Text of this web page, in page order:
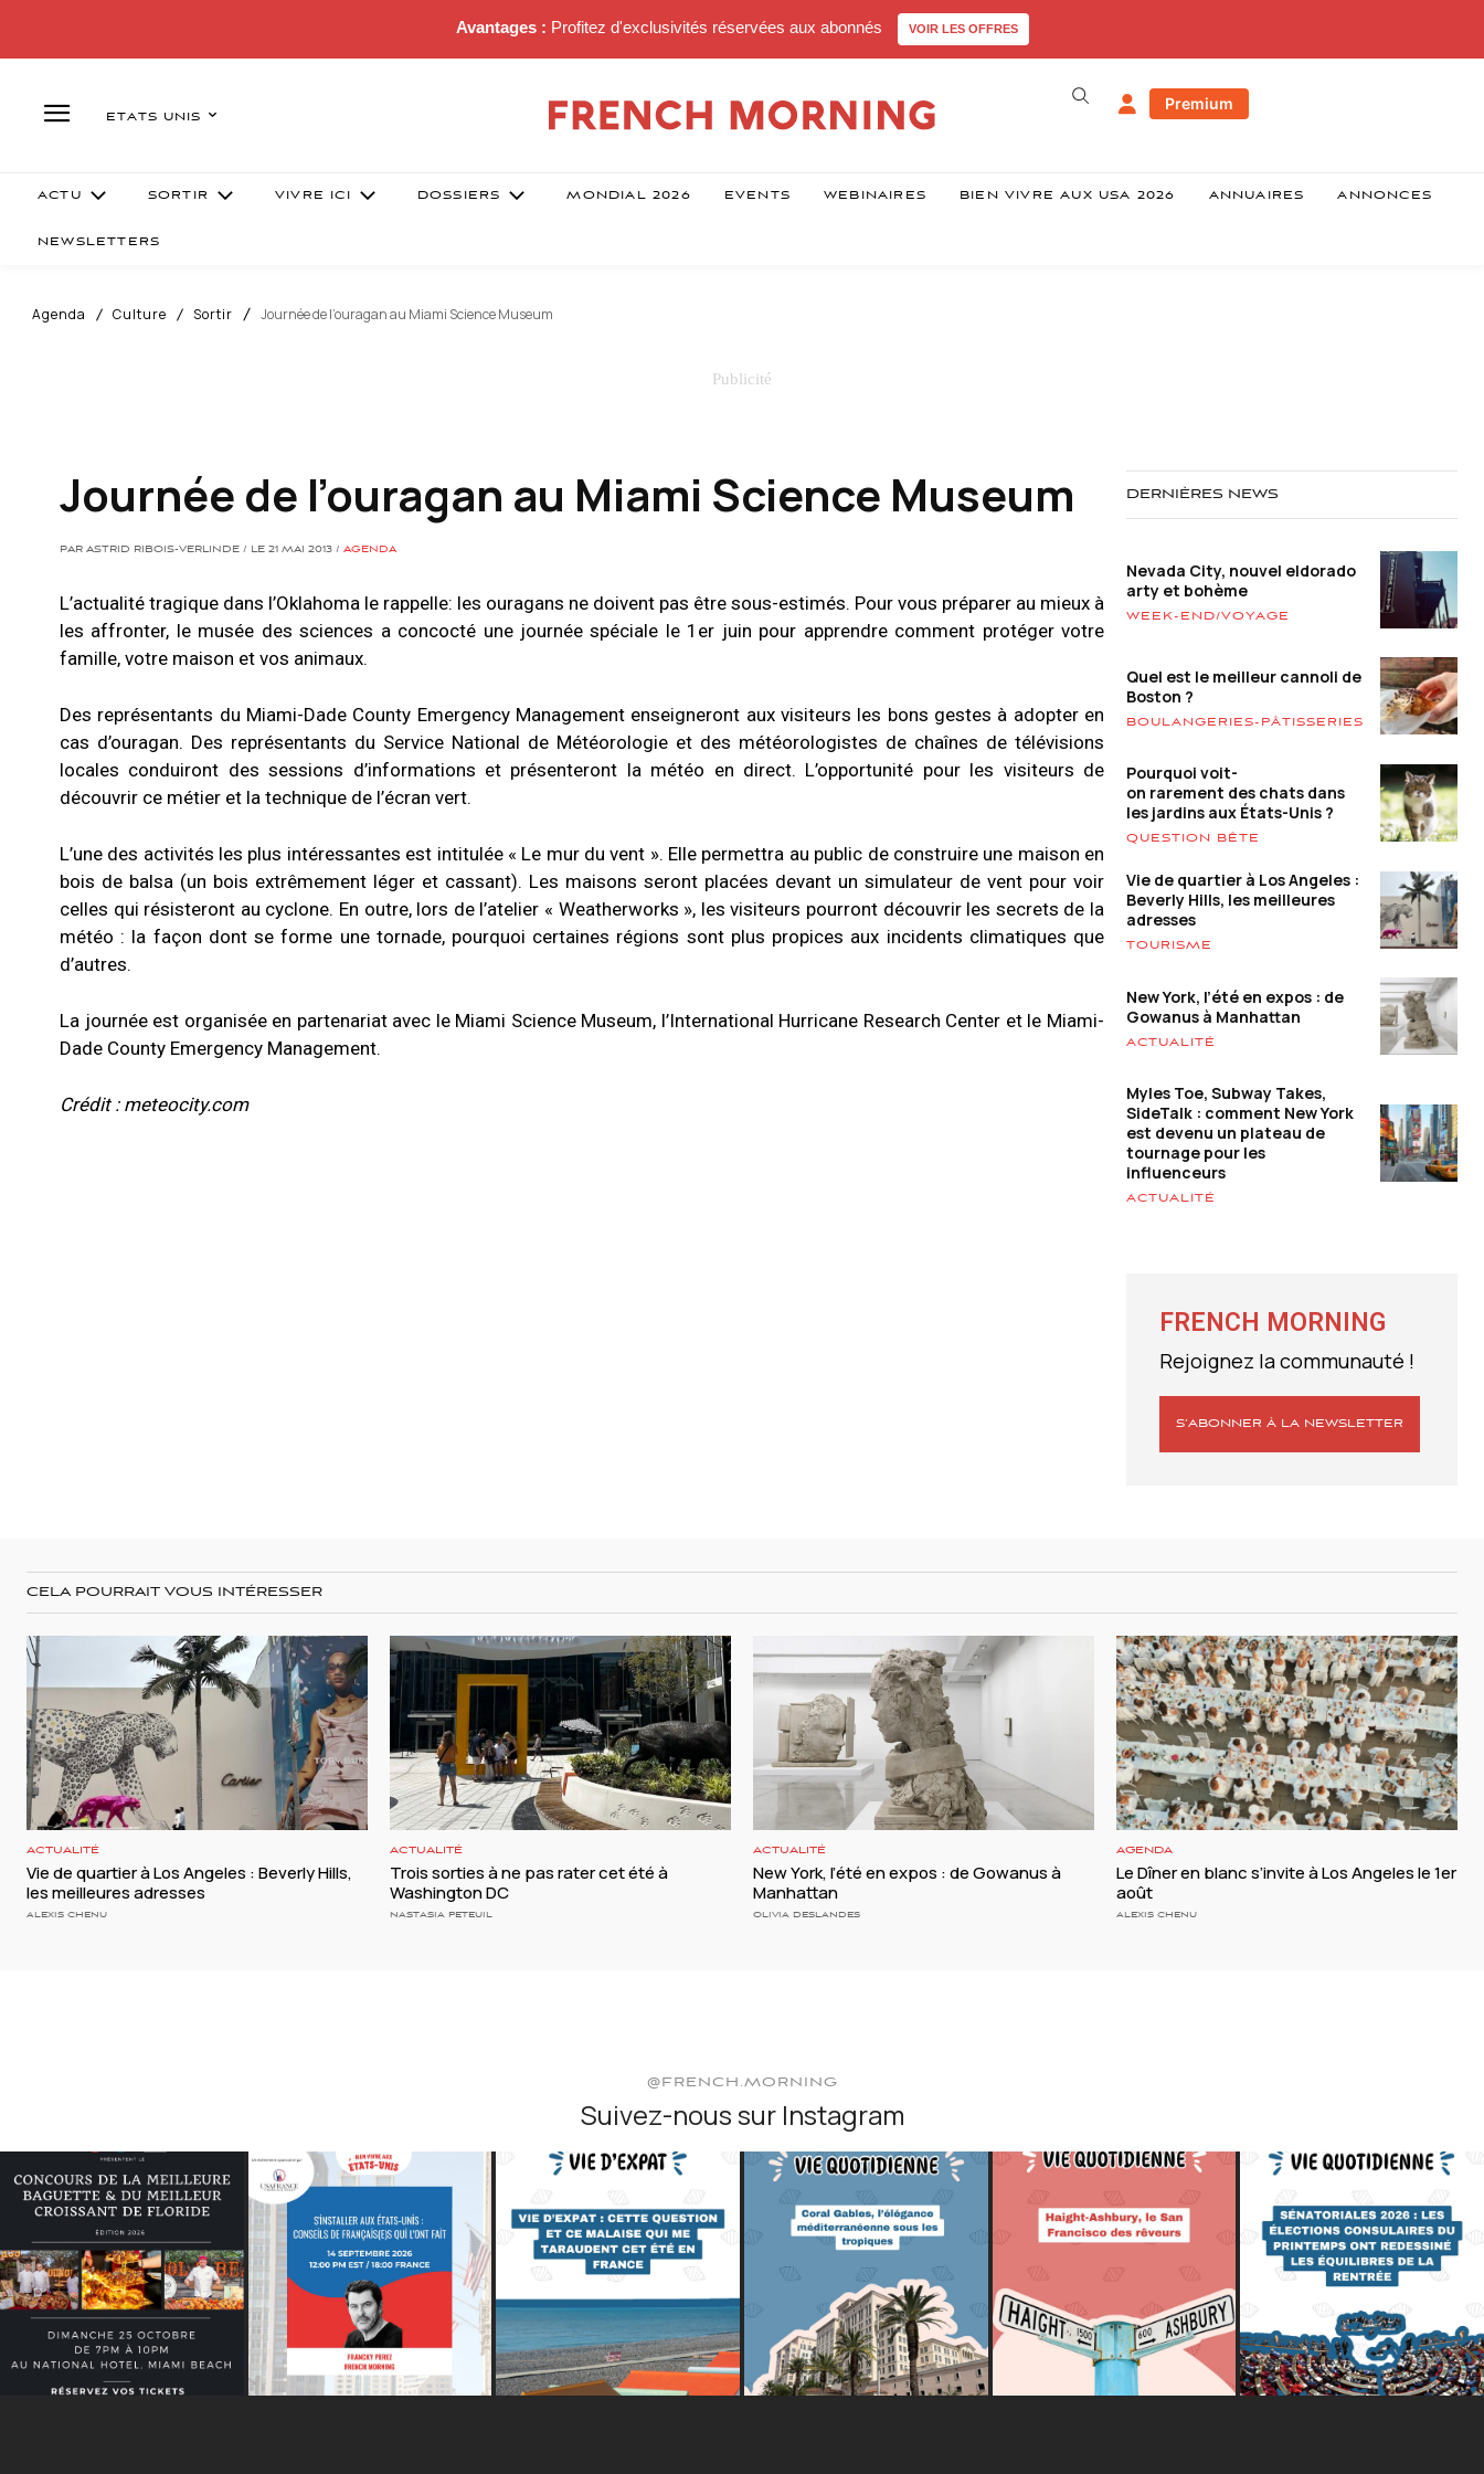
Avantages : Profitez d'exclusivités réservées aux abonnés VOIR LES OFFRES
ETATS UNIS
Premium
ACTU SORTIR VIVRE ICI DOSSIERS MONDIAL 2026 EVENTS WEBINAIRES BIEN VIVRE AUX USA 2026 ANNUAIRES ANNONCES
NEWSLETTERS
Agenda Culture Sortir Journée de l’ouragan au Miami Science Museum
Journée de l’ouragan au Miami Science Museum
PAR ASTRID RIBOIS-VERLINDE / LE 21 MAI 2013 / AGENDA
L’actualité tragique dans l’Oklahoma le rappelle: les ouragans ne doivent pas être sous-estimés. Pour vous préparer au mieux à
les affronter, le musée des sciences a concocté une journée spéciale le 1er juin pour apprendre comment protéger votre
famille, votre maison et vos animaux.
Des représentants du Miami-Dade County Emergency Management enseigneront aux visiteurs les bons gestes à adopter en
cas d’ouragan. Des représentants du Service National de Météorologie et des météorologistes de chaînes de télévisions
locales conduiront des sessions d’informations et présenteront la météo en direct. L’opportunité pour les visiteurs de
découvrir ce métier et la technique de l’écran vert.
L’une des activités les plus intéressantes est intitulée « Le mur du vent ». Elle permettra au public de construire une maison en
bois de balsa (un bois extrêmement léger et cassant). Les maisons seront placées devant un simulateur de vent pour voir
celles qui résisteront au cyclone. En outre, lors de l’atelier « Weatherworks », les visiteurs pourront découvrir les secrets de la
météo : la façon dont se forme une tornade, pourquoi certaines régions sont plus propices aux incidents climatiques que
d’autres.
La journée est organisée en partenariat avec le Miami Science Museum, l’International Hurricane Research Center et le Miami-
Dade County Emergency Management.
Crédit : meteocity.com
DERNIÈRES NEWS
Nevada City, nouvel eldorado
arty et bohème
WEEK-END/VOYAGE
Quel est le meilleur cannoli de
Boston ?
BOULANGERIES-PÂTISSERIES
Pourquoi voit-
on rarement des chats dans
les jardins aux États-Unis ?
QUESTION BÊTE
Vie de quartier à Los Angeles :
Beverly Hills, les meilleures
adresses
TOURISME
New York, l’été en expos : de
Gowanus à Manhattan
ACTUALITÉ
Myles Toe, Subway Takes,
SideTalk : comment New York
est devenu un plateau de
tournage pour les
influenceurs
ACTUALITÉ
FRENCH MORNING
Rejoignez la communauté !
S’ABONNER À LA NEWSLETTER
CELA POURRAIT VOUS INTÉRESSER
ACTUALITÉ
Vie de quartier à Los Angeles : Beverly Hills,
les meilleures adresses
ALEXIS CHENU
ACTUALITÉ
Trois sorties à ne pas rater cet été à
Washington DC
NASTASIA PETEUIL
ACTUALITÉ
New York, l’été en expos : de Gowanus à
Manhattan
OLIVIA DESLANDES
AGENDA
Le Dîner en blanc s’invite à Los Angeles le 1er
août
ALEXIS CHENU
@FRENCH.MORNING
Suivez-nous sur Instagram